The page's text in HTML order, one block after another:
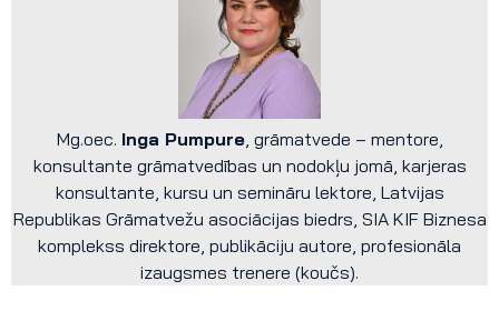
Mg.oec. Inga Pumpure, grāmatvede – mentore,
konsultante grāmatvedības un nodokļu jomā, karjeras
konsultante, kursu un semināru lektore, Latvijas
Republikas Grāmatvežu asociācijas biedrs, SIA KIF Biznesa
komplekss direktore, publikāciju autore, profesionāla
izaugsmes trenere (koučs).